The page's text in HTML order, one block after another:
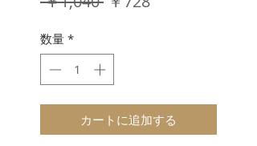
格
数量 *
カートに追加する